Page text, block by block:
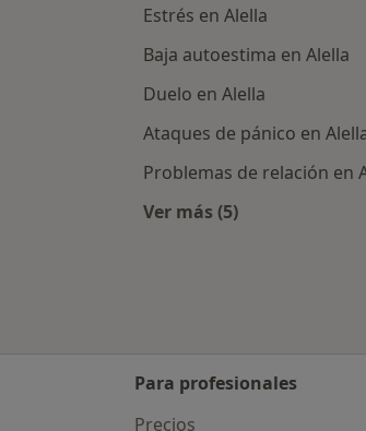
Estrés en Alella
Baja autoestima en Alella
Duelo en Alella
Ataques de pánico en
Problemas de relación en
Ver más (5)
Para profesionales
Precios